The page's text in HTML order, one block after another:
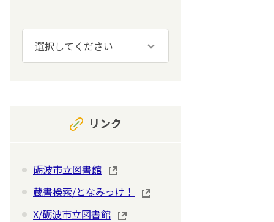
リンク
砺波市立図書館
蔵書検索/となみっけ！
X/砺波市立図書館